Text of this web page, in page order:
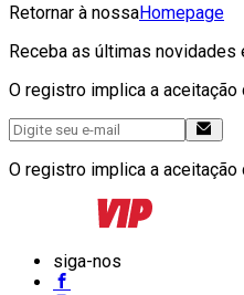
Retornar à nossaHomepage
Receba as últimas novidades
O registro implica a aceitação
O registro implica a aceitação
siga-nos